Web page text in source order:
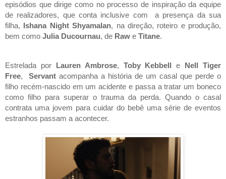
episódios que dirige como no processo de inspiração da equipe
de realizadores, que conta inclusive com  a presença da sua
filha, Ishana Night Shyamalan, na direção, roteiro e produção,
bem como Julia Ducournau, de Raw e Titane.
Estrelada por Lauren Ambrose, Toby Kebbell e
Nell Tiger
Free, Servant acompanha a história de um casal que perde o
filho recém-nascido em um acidente e passa a tratar um boneco
como filho para superar o trauma da perda. Quando o casal
contrata uma jovem para cuidar do bebê uma série de eventos
estranhos passam a acontecer.